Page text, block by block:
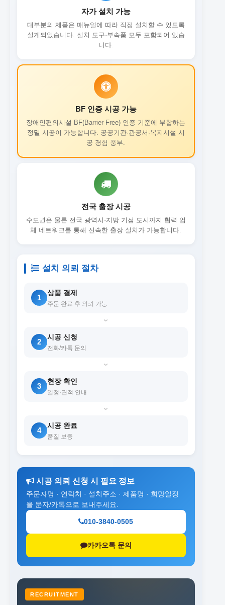
자가 설치 가능
대부분의 제품은 매뉴얼에 따라 직접 설치할 수 있도록
설계되었습니다. 설치 도구·부속품 모두 포함되어 있습
니다.
BF 인증 시공 가능
장애인편의시설 BF(Barrier Free) 인증 기준에 부합하는
정밀 시공이 가능합니다. 공공기관·관공서·복지시설 시
공 경험 풍부.
전국 출장 시공
수도권은 물론 전국 광역시·지방 거점 도시까지 협력 업
체 네트워크를 통해 신속한 출장 설치가 가능합니다.
설치 의뢰 절차
1
상품 결제
주문 완료 후 의뢰 가능
›
2
시공 신청
전화/카톡 문의
›
3
현장 확인
일정·견적 안내
›
4
시공 완료
품질 보증
시공 의뢰 신청 시 필요 정보
주문자명 · 연락처 · 설치주소 · 제품명 · 희망일정
을 문자/카톡으로 보내주세요.
010-3840-0505
카카오톡 문의
RECRUITMENT